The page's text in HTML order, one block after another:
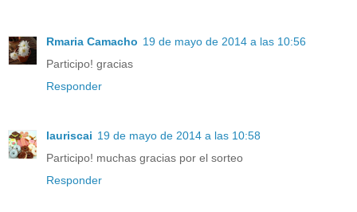
Rmaria Camacho 19 de mayo de 2014 a las 10:56
Participo! gracias
Responder
lauriscai 19 de mayo de 2014 a las 10:58
Participo! muchas gracias por el sorteo
Responder